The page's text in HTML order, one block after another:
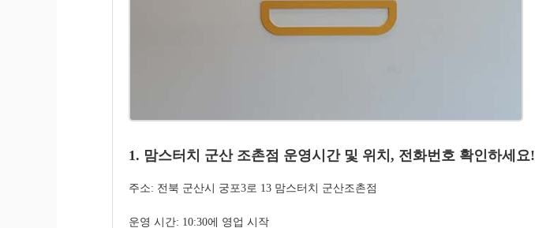
1. 맘스터치 군산 조촌점 운영시간 및 위치, 전화번호 확인하세요!
주소: 전북 군산시 궁포3로 13 맘스터치 군산조촌점
운영 시간: 10:30에 영업 시작